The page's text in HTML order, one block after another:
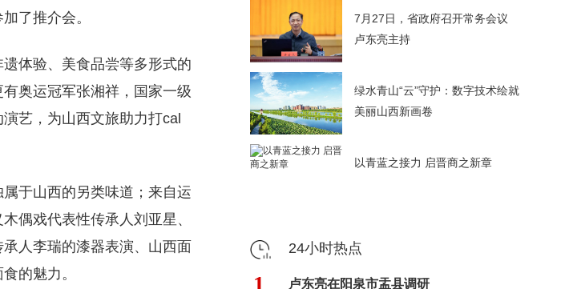
了推介会。
体验、美食品尝等多形式的
奥运冠军张湘祥，国家一级
艺，为山西文旅助力打cal
于山西的另类味道；来自运
偶戏代表性传承人刘亚星、
人李瑞的漆器表演、山西面
的魅力。
7月27日，省政府召开常务会议
卢东亮主持
绿水青山“云”守护：数字技术绘就
美丽山西新画卷
以青蓝之接力 启晋商之新章
24小时热点
1 卢东亮在阳泉市盂县调研